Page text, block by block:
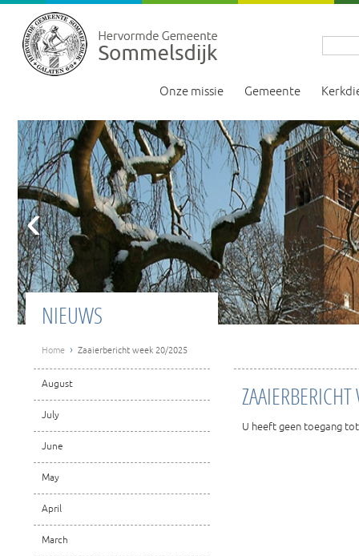
Onze missie Gemeente
‹
U heeft geen toegang
NIEUWS
Home › Zaaierbericht week 20/2025
August
July
June
May
April
March